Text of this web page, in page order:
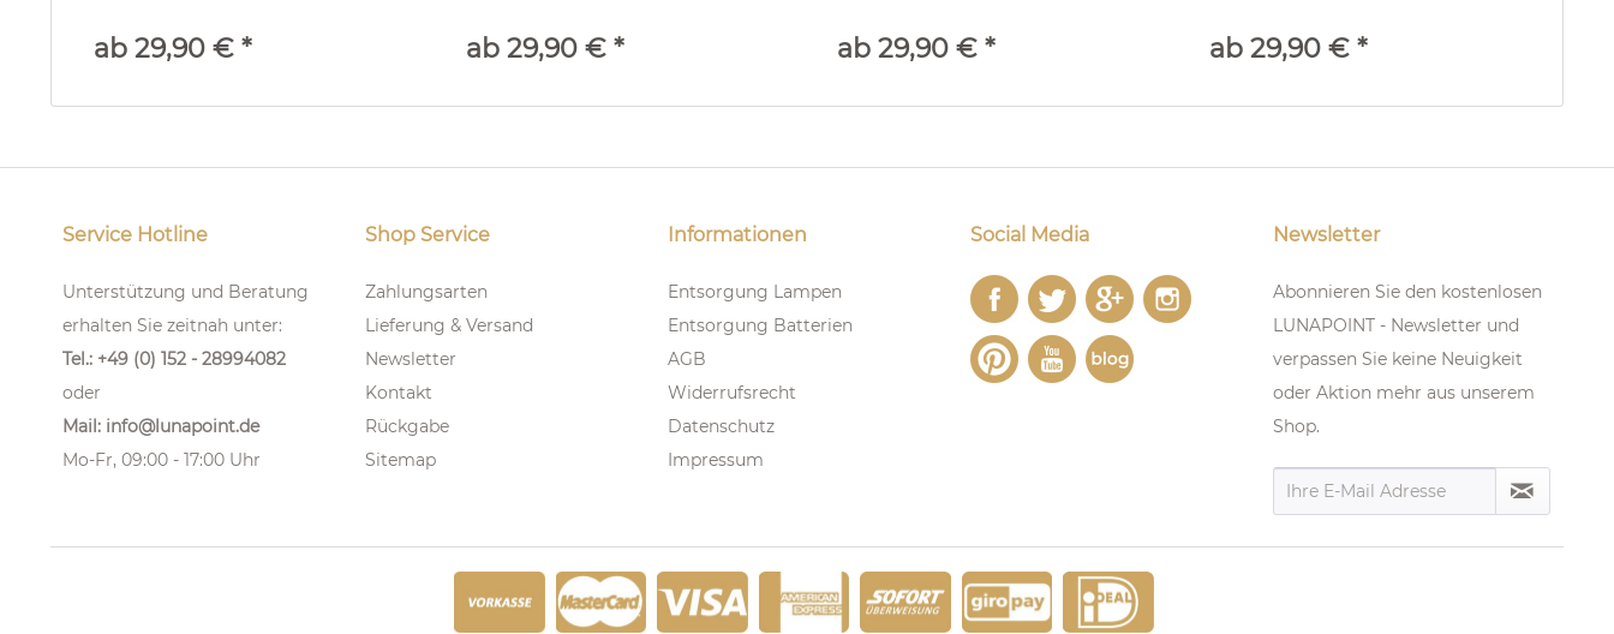
ab 29,90 € * ab 29,90 € * ab 29,90 € * ab 29,90 € *
Service Hotline
Unterstützung und Beratung
erhalten Sie zeitnah unter:
Tel.: +49 (0) 152 - 28994082
oder
Mail: info@lunapoint.de
Mo-Fr, 09:00 - 17:00 Uhr
Shop Service
Zahlungsarten
Lieferung & Versand
Newsletter
Kontakt
Rückgabe
Sitemap
Informationen
Entsorgung Lampen
Entsorgung Batterien
AGB
Widerrufsrecht
Datenschutz
Impressum
Social Media Newsletter
Abonnieren Sie den kostenlosen
LUNAPOINT - Newsletter und
verpassen Sie keine Neuigkeit
oder Aktion mehr aus unserem
Shop.